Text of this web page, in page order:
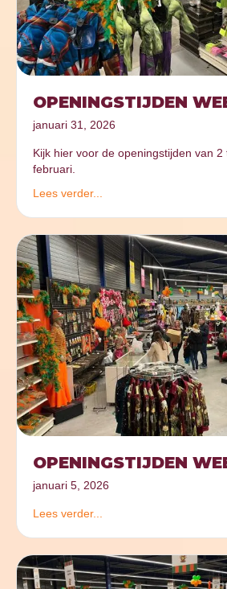
OPENINGSTIJDEN
januari 31, 2026
Kijk hier voor de openingstijden van 2
februari.
Lees verder...
OPENINGSTIJDEN
januari 5, 2026
Lees verder...